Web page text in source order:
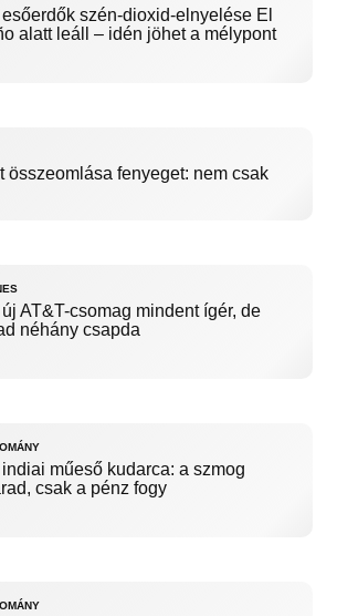
szén-dioxid-elnyelése El
alatt leáll – idén jöhet a mélypont
összeomlása fenyeget: nem csak
AT&T-csomag mindent ígér, de
néhány csapda
műeső kudarca: a szmog
csak a pénz fogy